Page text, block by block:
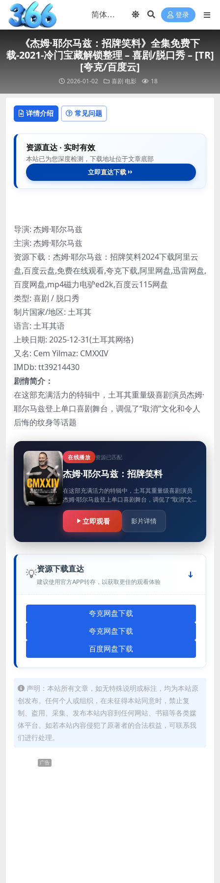
登录
《杰姆·耶尔马兹：招牌笑料》全集免费下
载-2021-冷门宝藏解锁整理 – 喜剧/脱口秀 – [TR]
[夸克/百度云]
2026-01-02 喜剧 电影 18
详情介绍 常见问题
资源直达 · 实时有效
本站已为您深度检测，下载地址位于文章底部
立即直达下载
导演: 杰姆·耶尔马兹
主演: 杰姆·耶尔马兹
资源下载：杰姆·耶尔马兹：招牌笑料2024下载阿里云
盘,百度云盘,免费在线观看,夸克下载,阿里网盘,迅雷网盘,
百度网盘,mp4磁力电驴ed2k,百度云115网盘
类型: 喜剧 / 脱口秀
制片国家/地区: 土耳其
语言: 土耳其语
上映日期: 2025-12-31(土耳其网络)
又名: Cem Yilmaz: CMXXIV
IMDb: tt39214430
剧情简介：
在这部充满活力的特辑中，土耳其重量级喜剧演员杰姆·
耶尔马兹登上单口喜剧舞台，调侃了“取消”文化和令人
后悔的纹身等话题
在线播放 资源已匹配
杰姆·耶尔马兹：招牌笑料
在这部充满活力的特辑中，土耳其重量级喜剧演员
杰姆·耶尔马兹登上单口喜剧舞台，调侃了“取消”文
化和令人后悔的纹身等话题
立即观看 影片详情
💡资源下载直达
建议使用官方APP转存，以获取更佳的观看体验
夸克网盘下载
夸克网盘下载
百度网盘下载
声明：本站所有文章，如无特殊说明或标注，均为本站原
创发布。任何个人或组织，在未征得本站同意时，禁止复
制、盗用、采集、发布本站内容到任何网站、书籍等各类媒
体平台。如若本站内容侵犯了原著者的合法权益，可联系我
们进行处理。
广告